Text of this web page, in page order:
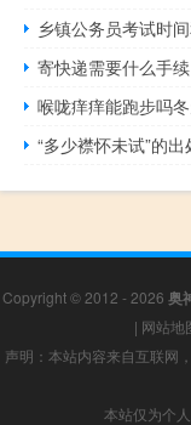
乡镇公务员考试时
寄快递需要什么手续
喉咙痒痒能跑步吗
“多少襟怀未试”的出
Copyright © 2012 - 2026 奥
| 网站地
声明：本站内容来自互联网
本站仅为个